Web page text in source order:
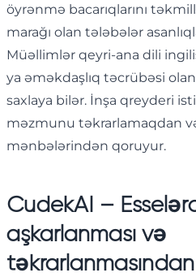
öyrənmə bacarıqlarını
marağı olan tələbələr
Müəllimlər qeyri-ana dili
ya əməkdaşlıq təcrübəsi
saxlaya bilər. İnşa qreyderi
məzmunu təkrarlamaqdan
mənbələrindən qoruyur.
CudekAI –
aşkarlanması və